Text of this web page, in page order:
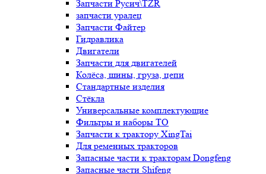
Запчасти Русич\TZR
запчасти уралец
Запчасти Файтер
Гидравлика
Двигатели
Запчасти для двигателей
Колёса, шины, груза, цепи
Стандартные изделия
Стёкла
Универсальные комплектующие
Фильтры и наборы ТО
Запчасти к трактору XingTai
Для ременных тракторов
Запасные части к тракторам Dongfeng
Запасные части Shifeng